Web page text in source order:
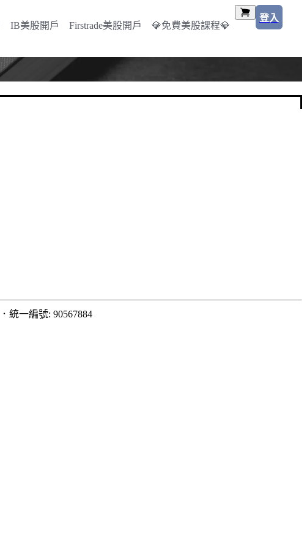
IB美股開戶 Firstrade美股開戶 💎免費美股課程💎
登入
． 統一編號: 90567884